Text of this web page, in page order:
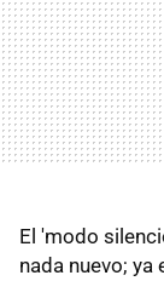
El 'modo
nada nuevo;